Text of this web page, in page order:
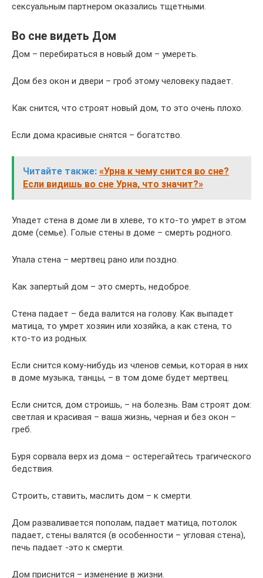
сексуальным партнером оказались тщетными.
Во сне видеть Дом
Дом – перебираться в новый дом – умереть.
Дом без окон и двери – гроб этому человеку падает.
Как снится, что строят новый дом, то это очень плохо.
Если дома красивые снятся – богатство.
Читайте также: «Урна к чему снится во сне?
Если видишь во сне Урна, что значит?»
Упадет стена в доме ли в хлеве, то кто-то умрет в этом
доме (семье). Голые стены в доме – смерть родного.
Упала стена – мертвец рано или поздно.
Как запертый дом – это смерть, недоброе.
Стена падает – беда валится на голову. Как выпадет
матица, то умрет хозяин или хозяйка, а как стена, то
кто-то из родных.
Если снится кому-нибудь из членов семьи, которая в них
в доме музыка, танцы, – в том доме будет мертвец.
Если снится, дом строишь, – на болезнь. Вам строят дом:
светлая и красивая – ваша жизнь, черная и без окон –
греб.
Буря сорвала верх из дома – остерегайтесь трагического
бедствия.
Строить, ставить, маслить дом – к смерти.
Дом разваливается пополам, падает матица, потолок
падает, стены валятся (в особенности – угловая стена),
печь падает -это к смерти.
Дом приснится – изменение в жизни.